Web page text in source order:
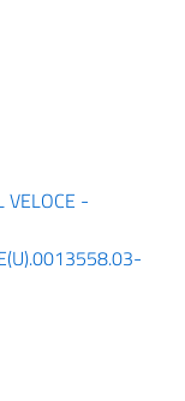
VELOCE -